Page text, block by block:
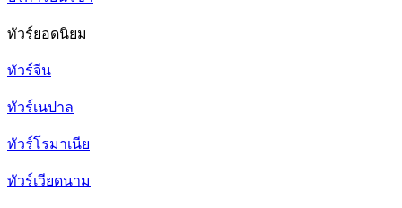
ทัวร์ยอดนิยม
ทัวร์จีน
ทัวร์เนปาล
ทัวร์โรมาเนีย
ทัวร์เวียดนาม